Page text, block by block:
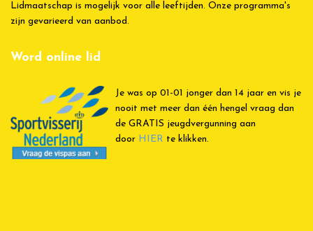
Lidmaatschap is mogelijk voor alle leeftijden. Onze programma's
zijn gevarieerd van aanbod.
Word online lid
Je was op 01-01 jonger dan 14 jaar en vis je
nooit met meer dan één hengel vraag dan
de GRATIS jeugdvergunning aan
door HIER te klikken.